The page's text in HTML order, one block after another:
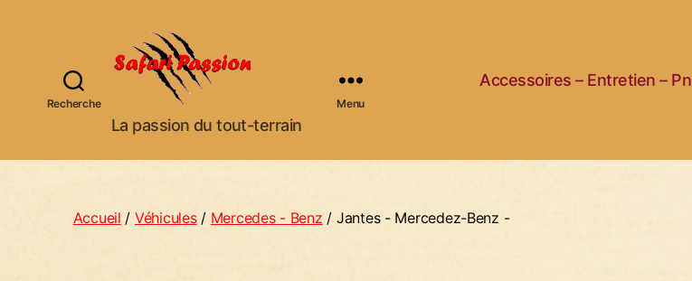
Recherche
S
r
La passion du tout-terrain
Menu
Accessoires – Entretien –
Accueil / Véhicules/ Mercedes - Benz / Jantes - Mercedez-Benz -